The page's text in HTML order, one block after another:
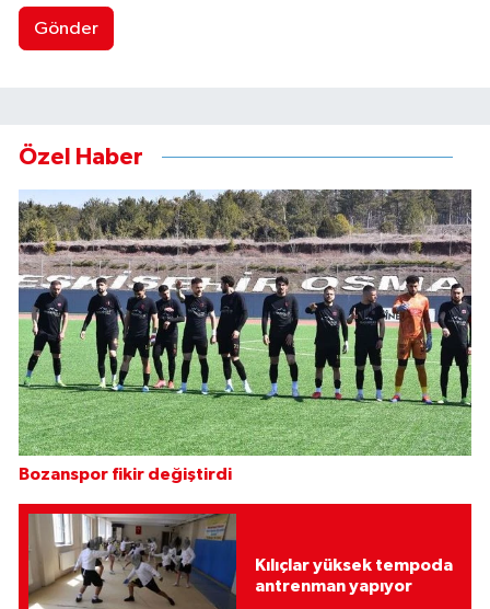
Gönder
Özel Haber
Bozanspor fikir değiştirdi
Kılıçlar yüksek tempoda
antrenman yapıyor